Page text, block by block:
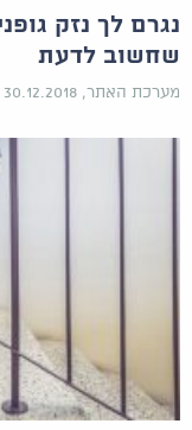
נגרם לך נזק
שחשוב לדעת
מערכת האתר, 30.12.2018